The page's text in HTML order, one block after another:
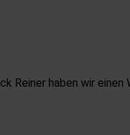
Reiner haben wir